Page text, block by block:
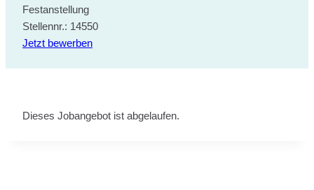
Festanstellung
Stellennr.: 14550
Jetzt bewerben
Dieses Jobangebot ist abgelaufen.